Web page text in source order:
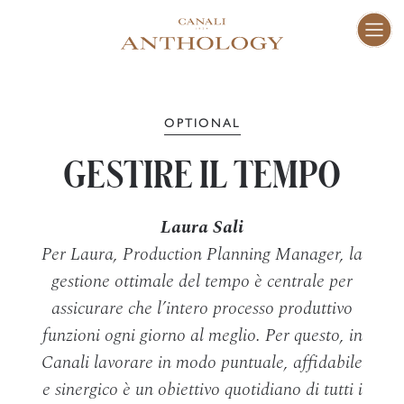
ENG
01–10
11–16
17–47
48–73
74–81
OPTIONAL
GESTIRE IL TEMPO
Laura Sali
Per Laura, Production Planning Manager, la
gestione ottimale del tempo è centrale per
assicurare che l’intero processo produttivo
funzioni ogni giorno al meglio. Per questo, in
Canali lavorare in modo puntuale, affidabile
e sinergico è un obiettivo quotidiano di tutti i